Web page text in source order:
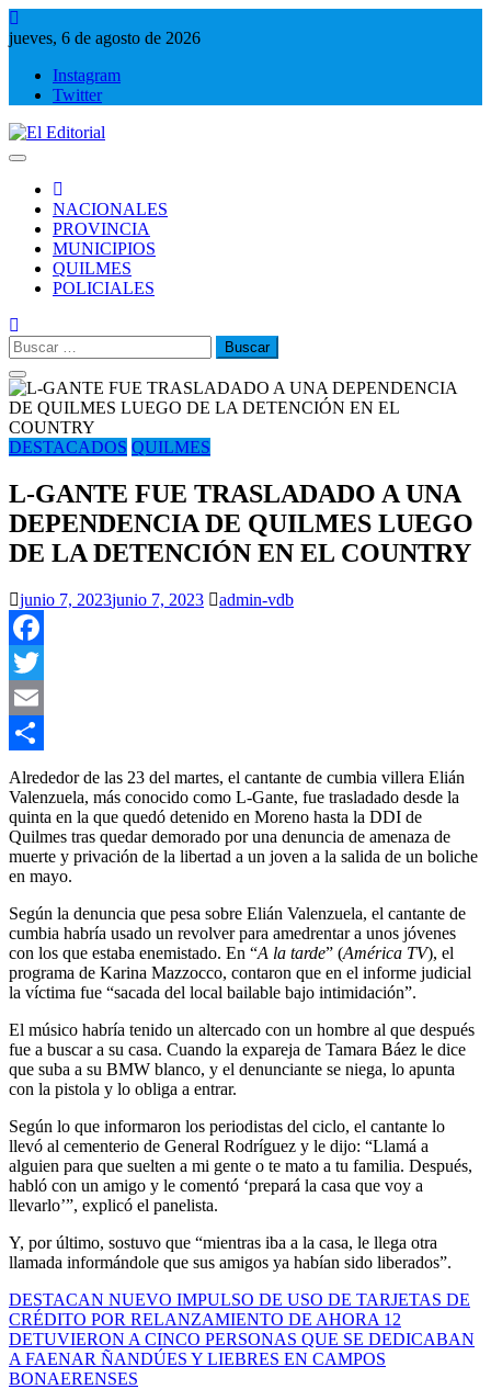
Saltar
al
jueves, 6 de agosto de 2026
Instagram
Twitter
NACIONALES
PROVINCIA
MUNICIPIOS
QUILMES
POLICIALES
Buscar:
DESTACADOS QUILMES
L-GANTE FUE TRASLADADO A UNA
DEPENDENCIA DE QUILMES LUEGO
DE LA DETENCIÓN EN EL COUNTRY
junio 7, 2023junio 7, 2023 admin-vdb
Facebook
Twitter
Email
Compartir
Alrededor de las 23 del martes, el cantante de cumbia villera Elián
Valenzuela, más conocido como L-Gante, fue trasladado desde la
quinta en la que quedó detenido en Moreno hasta la DDI de
Quilmes tras quedar demorado por una denuncia de amenaza de
muerte y privación de la libertad a un joven a la salida de un boliche
en mayo.
Según la denuncia que pesa sobre Elián Valenzuela, el cantante de
cumbia habría usado un revolver para amedrentar a unos jóvenes
con los que estaba enemistado. En “A la tarde” (América TV), el
programa de Karina Mazzocco, contaron que en el informe judicial
la víctima fue “sacada del local bailable bajo intimidación”.
El músico habría tenido un altercado con un hombre al que después
fue a buscar a su casa. Cuando la expareja de Tamara Báez le dice
que suba a su BMW blanco, y el denunciante se niega, lo apunta
con la pistola y lo obliga a entrar.
Según lo que informaron los periodistas del ciclo, el cantante lo
llevó al cementerio de General Rodríguez y le dijo: “Llamá a
alguien para que suelten a mi gente o te mato a tu familia. Después,
habló con un amigo y le comentó ‘prepará la casa que voy a
llevarlo’”, explicó el panelista.
Y, por último, sostuvo que “mientras iba a la casa, le llega otra
llamada informándole que sus amigos ya habían sido liberados”.
Navegación
de
entradas
DESTACAN NUEVO IMPULSO DE USO DE TARJETAS DE
CRÉDITO POR RELANZAMIENTO DE AHORA 12
DETUVIERON A CINCO PERSONAS QUE SE DEDICABAN
A FAENAR ÑANDÚES Y LIEBRES EN CAMPOS
BONAERENSES